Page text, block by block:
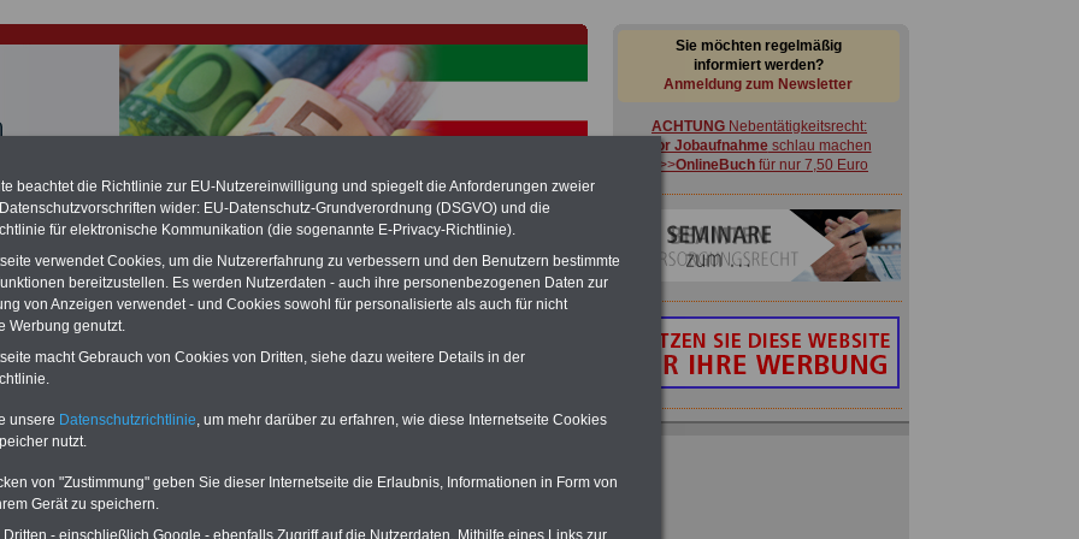
für Beamte & Ruhestandsbeamte (zu geringe Alimentation)
hat die Landesbesoldung von Berlin für die Jahre 2008 bis
erklärt (Berlin muss bisMärz 2027 eine Neuregelung der
die zun hohen Nachzahlungen führen wird). Auch beim Bund
wird es hohe Nachzahlungen geben (Medienberichten
alle (!) Beamtezwischen mind.3.000 und 13.000 Euro ,rechnen. Der INFO-
hierzu eine Broschüre heraus, die unmittelbar nach dem Beschluss des
der Bundesregierung vorgelegt wird (im 2. Quartal.2026) >>>
der Broschüre
(LBeamtVG NRW): § 93
zur Verjährung
mit drei Ratgebern für nur
für Beamtinnen
in
PDF-SERVICE: 10 Bücher bzw. eBooks zu
DienstZum Komplettpreis von 15 Euro im Jahr
Sie möchten regelmäßig
informiert werden?
Anmeldung zum Newsletter
ACHTUNG Nebentätigkeitsrecht:
vor Jobaufnahmeschlau machen
>>>OnlineBuch für nur 7,50 Euro
beachtet die Richtlinie zur EU-Nutzereinwilligung und spiegelt die Anforderungen zweier
wider: EU-Datenschutz-Grundverordnung (DSGVO) und die
für elektronische Kommunikation (die sogenannte E-Privacy-Richtlinie).
verwendet Cookies, um die Nutzererfahrung zu verbessern und den Benutzern bestimmte
bereitzustellen. Es werden Nutzerdaten - auch ihre personenbezogenen Daten zur
von Anzeigen verwendet - und Cookies sowohl für personalisierte als auch für nicht
Werbung genutzt.
macht Gebrauch von Cookies von Dritten, siehe dazu weitere Details in der
unsere Datenschutzrichtlinie, um mehr darüber zu erfahren, wie diese Internetseite Cookies
nutzt.
von "Zustimmung" geben Sie dieser Internetseite die Erlaubnis, Informationen in Form von
Gerät zu speichern.